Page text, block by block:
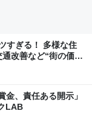
すぎる！ 多様な住
改善など“街の価値
、責任ある開示」
LAB